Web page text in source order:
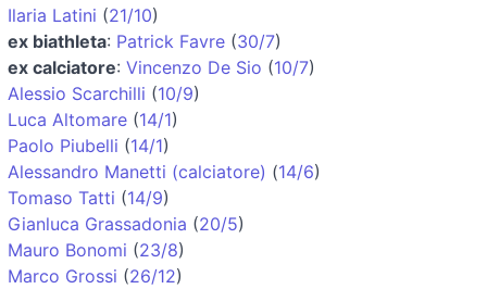
Ilaria Latini (21/10)
ex biathleta: Patrick Favre (30/7)
ex calciatore: Vincenzo De Sio (10/7)
Alessio Scarchilli (10/9)
Luca Altomare (14/1)
Paolo Piubelli (14/1)
Alessandro Manetti (calciatore) (14/6)
Tomaso Tatti (14/9)
Gianluca Grassadonia (20/5)
Mauro Bonomi (23/8)
Marco Grossi (26/12)